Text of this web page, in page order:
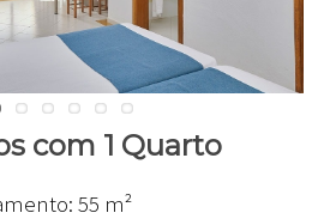
com 1 Quarto
55 m²